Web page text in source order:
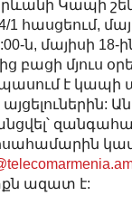
Կապի
հասցեում,
ն, մայիսի 18-
բացի մյուս
է կապի
ազատ է: